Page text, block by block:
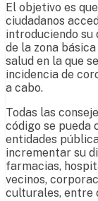
El objetivo es
ciudadanos
introduciendo su
de la zona básica
salud en la que
incidencia de
a cabo.
Todas las
código se pueda
entidades
incrementar su
farmacias,
vecinos,
culturales, entre